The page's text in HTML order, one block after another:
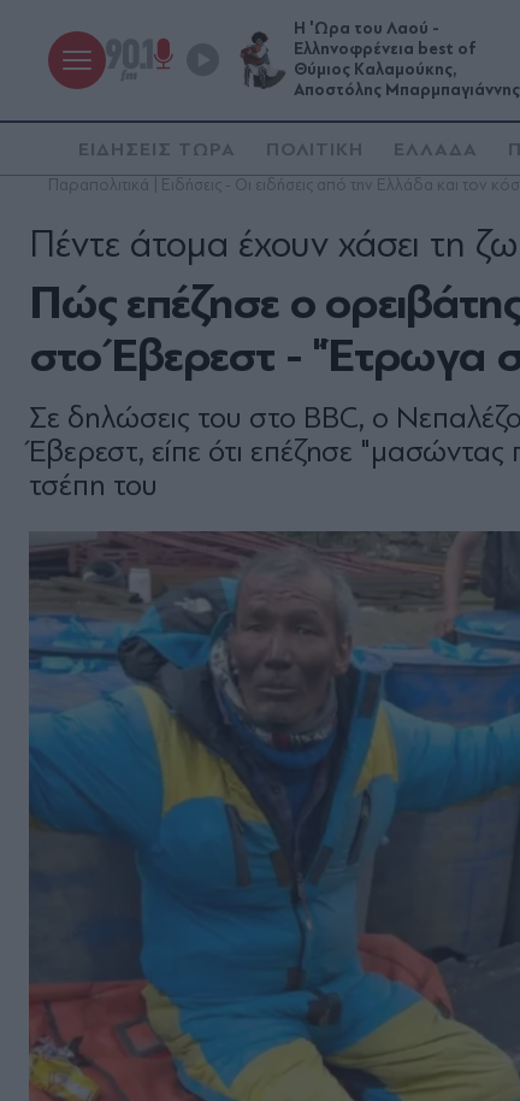
Η 'Ωρα του Λαού -
Ελληνοφρένεια best of
Θύμιος Καλαμούκης,
Αποστόλης Μπαρμπαγιάννης
ΕΙΔΗΣΕΙΣ ΤΩΡΑ ΠΟΛΙΤΙΚΗ ΕΛΛΑΔΑ
Παραπολιτικά | Ειδήσεις - Οι ειδήσεις από την Ελλάδα και τον
Πώς επέζησε ο
στο Έβερεστ - "Έτρωγα
Πέντε άτομα έχουν χάσει τη
Σε δηλώσεις του στο BBC, ο
Έβερεστ, είπε ότι επέζησε
τσέπη του